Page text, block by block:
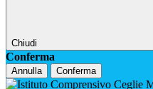
Chiudi
Conferma
Annulla Conferma